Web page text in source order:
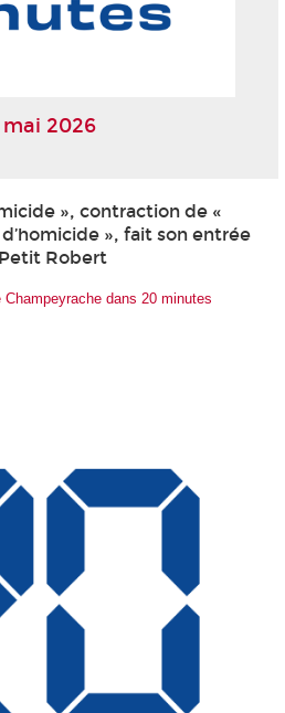
mai 2026
», contraction de «
», fait son entrée
Robert
dans 20 minutes